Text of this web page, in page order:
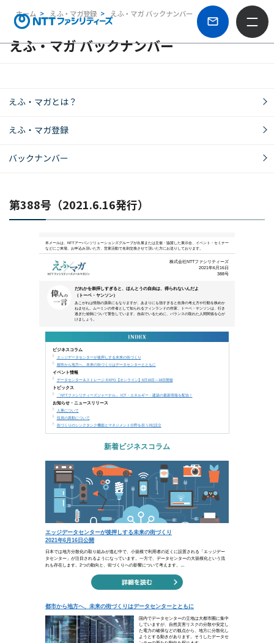
ホーム えふ・マガ登録 えふ・マガ バックナンバー
えふ・マガ バックナンバー
えふ・マガとは？
えふ・マガ登録
バックナンバー
第388号（2021.6.16発行）
本メールは、NTTアーバンソリューションズグループ
などにご来場、お申込み頂いた方、営業活動で名刺交
だれかを崇拝しすぎると、ほん
（トーベ・ヤンソン）
あこがれは情熱の源泉にもなります
ねません。ムーミンの作者として知
過ぎた傾倒について警告しています
けましょう。